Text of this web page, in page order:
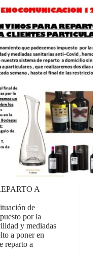
A
de
por la
y mediadas
a poner en
reparto a